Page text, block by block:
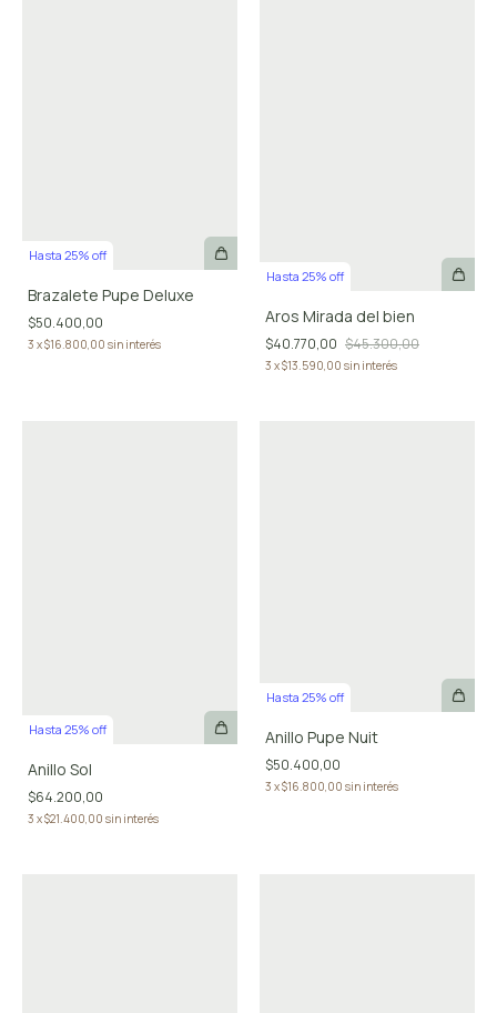
Hasta 25% off
Brazalete Pupe Deluxe
$50.400,00
3 x$16.800,00 sin interés
Hasta 25% off
Aros Mirada del bien
$40.770,00 $45.300,00
3 x$13.590,00 sin interés
Hasta 25% off
Anillo Sol
$64.200,00
3 x$21.400,00 sin interés
Hasta 25% off
Anillo Pupe Nuit
$50.400,00
3 x$16.800,00 sin interés